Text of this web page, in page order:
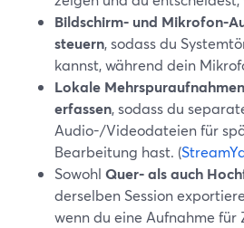
Bildschirm- und Mikrofon-
steuern, sodass du
kannst, während dein
Lokale
erfassen, sodass du
Audio-/Videodateien für
Bearbeitung hast. (
Sowohl Quer- als auch
derselben Session
wenn du eine Aufnahme für